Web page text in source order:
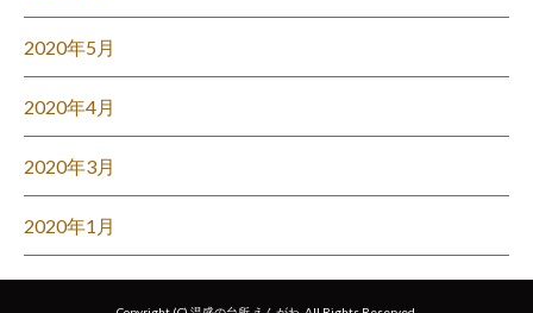
2020年5月
2020年4月
2020年3月
2020年1月